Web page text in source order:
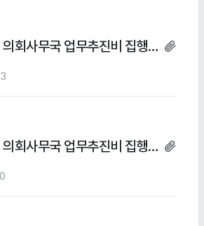
회사무국 업무추진비 집행내
회사무국 업무추진비 집행내